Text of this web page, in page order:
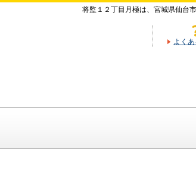
将監１２丁目月極は、宮城県仙台
よく